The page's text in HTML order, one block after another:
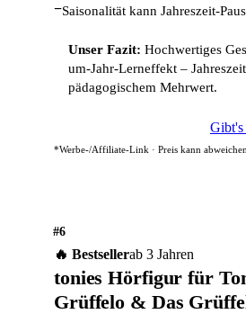
−Saisonalität kann Jahreszeit-
Unser Fazit: Hochwertiges
um-Jahr-Lerneffekt –
pädagogischem Mehrwert.
Gibt's
*Werbe-/Affiliate-Link · Preis kann abweichen
#6
🔥 Bestsellerab 3 Jahren
tonies Hörfigur für
Grüffelo & Das